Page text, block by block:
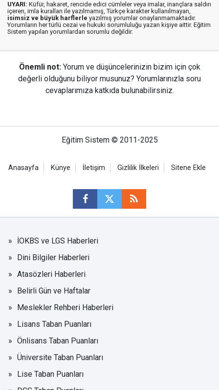
UYARI: Küfür, hakaret, rencide edici cümleler veya imalar, inançlara saldırı
içeren, imla kuralları ile yazılmamış, Türkçe karakter kullanılmayan,
isimsiz ve büyük harflerle yazılmış yorumlar onaylanmamaktadır.
Yorumların her türlü cezai ve hukuki sorumluluğu yazan kişiye aittir. Eğitim
Sistem yapılan yorumlardan sorumlu değildir.
Önemli not: Yorum ve düşüncelerinizin bizim için çok
değerli olduğunu biliyor musunuz? Yorumlarınızla soru
cevaplarımıza katkıda bulunabilirsiniz.
Eğitim Sistem © 2011-2025
Anasayfa Künye İletişim Gizlilik İlkeleri Sitene Ekle
İOKBS ve LGS Haberleri
Dini Bilgiler Haberleri
Atasözleri Haberleri
Belirli Gün ve Haftalar
Meslekler Rehberi Haberleri
Lisans Taban Puanları
Önlisans Taban Puanları
Üniversite Taban Puanları
Lise Taban Puanları